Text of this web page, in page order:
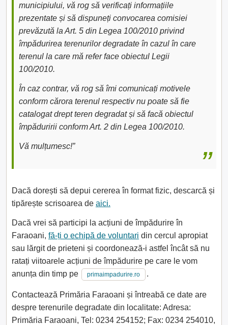
municipiului, vă rog să verificați informațiile
prezentate și să dispuneți convocarea comisiei
prevăzută la Art. 5 din Legea 100/2010 privind
împădurirea terenurilor degradate în cazul în care
terenul la care mă refer face obiectul Legii
100/2010.
În caz contrar, vă rog să îmi comunicați motivele
conform cărora terenul respectiv nu poate să fie
catalogat drept teren degradat și să facă obiectul
împăduririi conform Art. 2 din Legea 100/2010.
Vă mulțumesc!”
Dacă dorești să depui cererea în format fizic, descarcă și
tipărește scrisoarea de aici.
Dacă vrei să participi la acțiuni de împădurire în
Faraoani, fă-ți o echipă de voluntari din cercul apropiat
sau lărgit de prieteni și coordonează-i astfel încât să nu
ratați viitoarele acțiuni de împădurire pe care le vom
anunța din timp pe
primaimpadurire.ro .
Contactează Primăria Faraoani și întreabă ce date are
despre terenurile degradate din localitate: Adresa:
Primăria Faraoani, Tel: 0234 254152; Fax: 0234 254010,